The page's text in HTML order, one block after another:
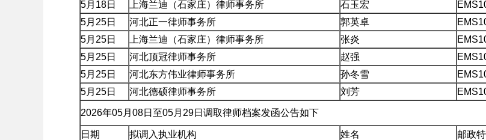
5月18日
上海兰迪（石家庄）律师事务所 石玉宏
5月25日
河北正一律师事务所 郭英卓
5月25日
上海兰迪（石家庄）律师事务所 张炎
5月25日
河北顶冠律师事务所 赵强
5月25日
河北东方伟业律师事务所 孙冬雪
5月25日
河北德硕律师事务所 刘芳
2026年05月08日至05月29日调取律师档案发函公告如下
日期 拟调入执业机构 姓名 邮政